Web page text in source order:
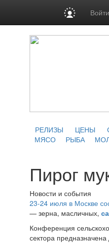
Войти
РЕЛИЗЫ
ЦЕНЫ
МЯСО
РЫБА
Пирог
Новости и события
23-24 июля в Москве
— зерна, масличных,
Конференция
сектора